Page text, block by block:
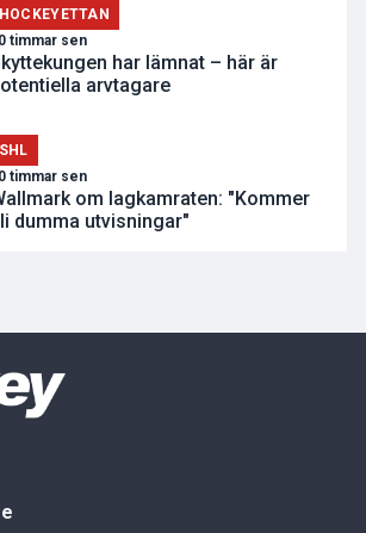
HOCKEYETTAN
timmar sen
har lämnat – här är
arvtagare
SHL
timmar sen
om lagkamraten: "Kommer
dumma utvisningar"